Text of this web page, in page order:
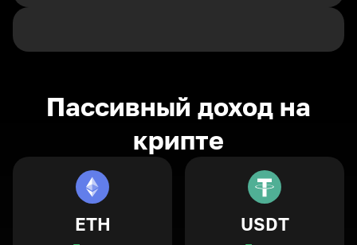
Пассивный доход на
крипте
ETH USDT